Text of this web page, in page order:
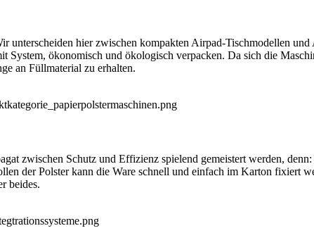
hier zwischen kompakten Airpad-Tischmodellen
ökonomisch und ökologisch verpacken. Da sich die
an Füllmaterial zu erhalten.
zwischen Schutz und Effizienz spielend gemeistert werden,
der Polster kann die Ware schnell und einfach im Karton fixiert
beides.